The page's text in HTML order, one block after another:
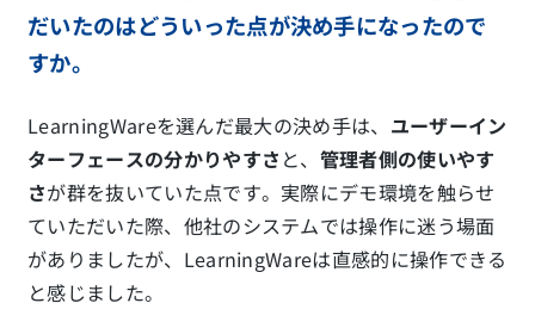
だいたのはどういった点が決め手になったので
すか。
LearningWareを選んだ最大の決め手は、 ユーザーイン
ターフェースの分かりやすさ と、 管理者側の使いやす
さが群を抜いていた点です。実際にデモ環境を触らせ
ていただいた際、他社のシステムでは操作に迷う場面
がありましたが、LearningWareは直感的に操作できる
と感じました。